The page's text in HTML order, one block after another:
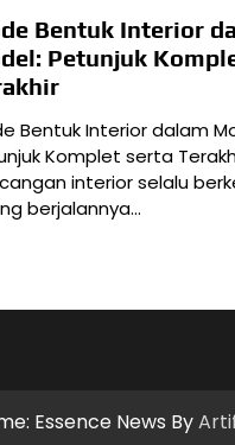
Bentuk Interior
Petunjuk
Bentuk Interior dalam
Komplet serta
interior selalu
berjalannya…
Essence News By